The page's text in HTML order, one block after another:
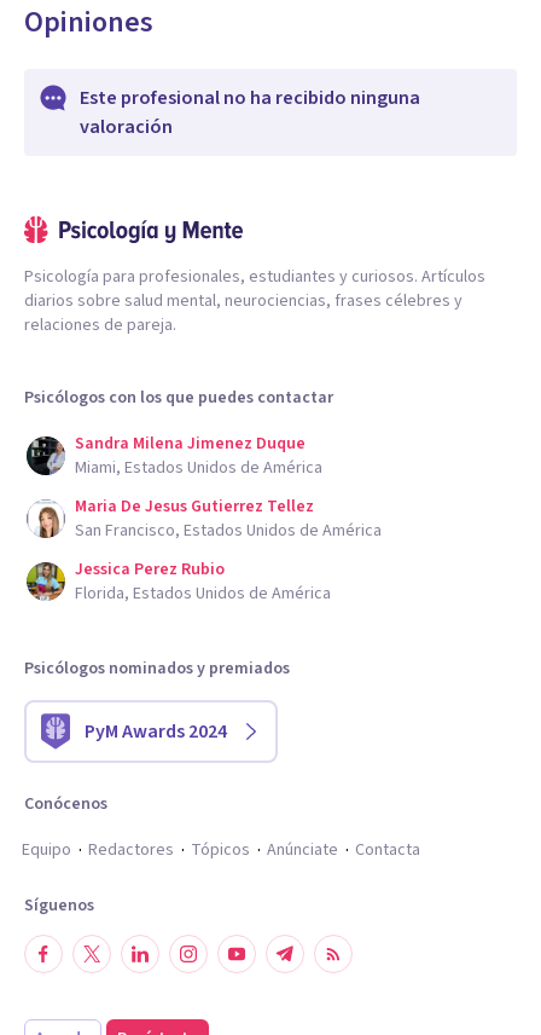
Opiniones
Este profesional no ha recibido ninguna
valoración
Psicología para profesionales, estudiantes y curiosos. Artículos
diarios sobre salud mental, neurociencias, frases célebres y
relaciones de pareja.
Psicólogos con los que puedes contactar
Sandra Milena Jimenez Duque
Miami, Estados Unidos de América
Maria De Jesus Gutierrez Tellez
San Francisco, Estados Unidos de América
Jessica Perez Rubio
Florida, Estados Unidos de América
Psicólogos nominados y premiados
PyM Awards 2024
Conócenos
Equipo
Redactores Tópicos Anúnciate Contacta
Síguenos